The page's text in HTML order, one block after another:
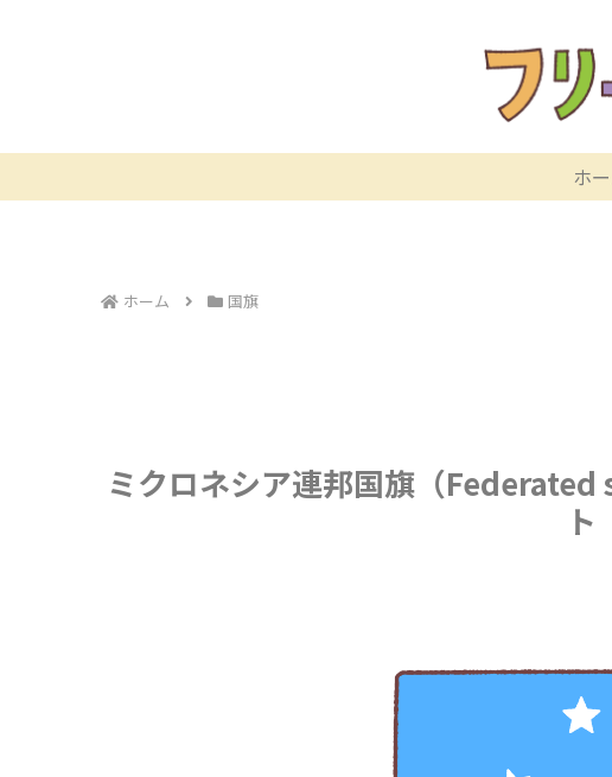
ホ
ホーム 国旗
ミクロネシア連邦国旗（
ト